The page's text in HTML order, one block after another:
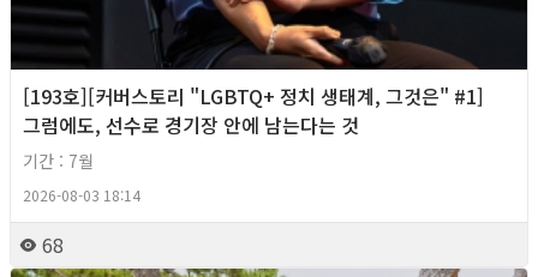
[193호][커버스토리 "LGBTQ+ 정치 생태계, 그것은" #1]
그럼에도, 선수로 경기장 안에 남는다는 것
기간 : 7월
2026-08-03 18:14
68